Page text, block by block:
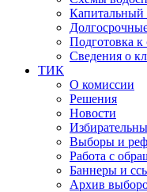
Капитальный
Подготовка к
Сведения о
ТИК
О комиссии
Решения
Новости
Выборы и
Работа с
Баннеры и
Архив